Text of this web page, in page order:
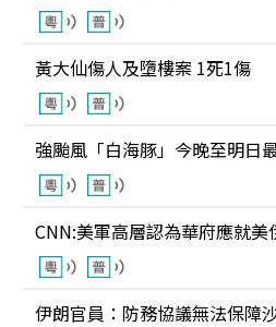
黃大仙傷人及墮樓案 1死1傷
強颱風「白海豚」今晚至明日
CNN:美軍高層認為華府應就美
伊朗官員：防務協議無法保障